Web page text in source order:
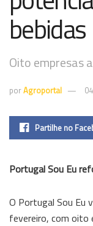
bebidas
Oito empresas
porAgroportal
Partilhe no
Portugal Sou Eu
O Portugal Sou Eu
fevereiro, com oito